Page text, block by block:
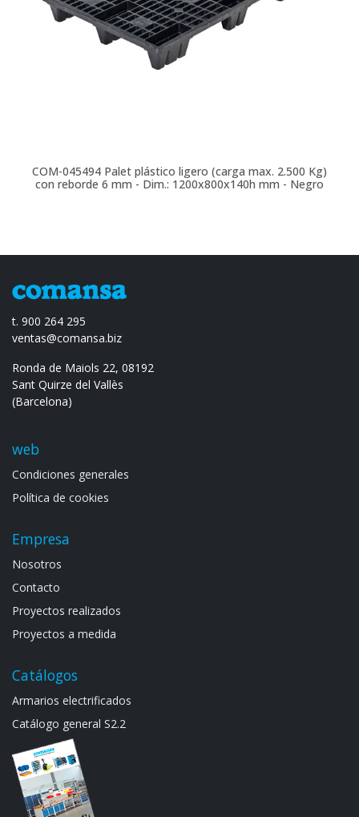
COM-045494 Palet plástico ligero (carga max. 2.500 Kg)
con reborde 6 mm - Dim.: 1200x800x140h mm - Negro
t. 900 264 295
ventas@comansa.biz
Ronda de Maiols 22, 08192
Sant Quirze del Vallès
(Barcelona)
web
Condiciones generales
Política de cookies
Empresa
Noso​tros
Contacto
Proyectos realizados
Proyectos a medida
Catálogos
Armarios electrif​icad​os
Catálogo general S​2.2